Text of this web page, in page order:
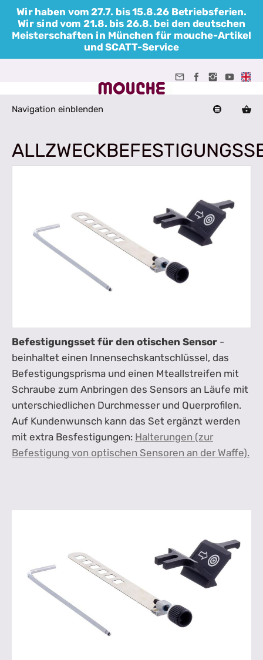
Wir haben vom 27.7. bis 15.8.26 Betriebsferien.
Wir sind vom 21.8. bis 26.8. bei den deutschen
Meisterschaften in München für mouche-Artikel
und SCATT-Service
Navigation einblenden
Befestigungsset für den otischen Sensor -
beinhaltet einen Innensechskantschlüssel, das
Befestigungsprisma und einen Mteallstreifen mit
Schraube zum Anbringen des Sensors an Läufe mit
unterschiedlichen Durchmesser und Querprofilen.
Auf Kundenwunsch kann das Set ergänzt werden
mit extra Besfestigungen: Halterungen (zur
Befestigung von optischen Sensoren an der Waffe).